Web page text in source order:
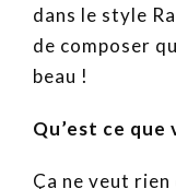
dans le style
de composer
beau !
Qu’est ce que
Ça ne veut